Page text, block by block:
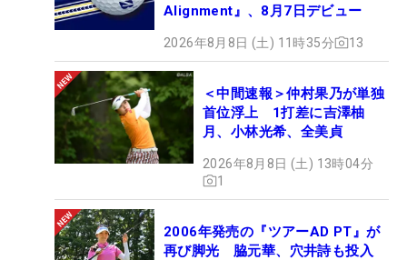
Alignment』、8月7日デビュー
2026年8月8日 (土) 11時35分 13
＜中間速報＞仲村果乃が単独
首位浮上 1打差に吉澤柚
月、小林光希、全美貞
2026年8月8日 (土) 13時04分
1
2006年発売の『ツアーAD PT』が
再び脚光 脇元華、穴井詩も投入